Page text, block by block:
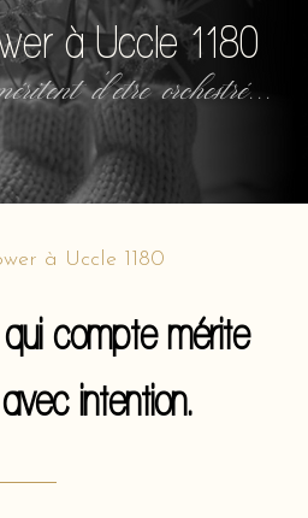
à Uccle 1180
d'etre orchestré...
à Uccle 1180
compte mérite
intention.